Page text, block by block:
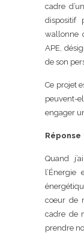
cadre
dispositif
wallonne
APE,
de son
Ce projet
peuvent-
engager
Réponse
Quand
coeur de
cadre de
prendre